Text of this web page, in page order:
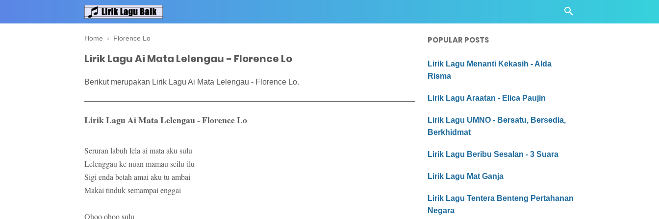
Home › Florence Lo
Lirik Lagu Ai Mata Lelengau - Florence Lo
Berikut merupakan Lirik Lagu Ai Mata Lelengau - Florence Lo.
Lirik Lagu Ai Mata Lelengau - Florence Lo
Seruran labuh lela ai mata aku sulu
Lelenggau ke nuan mamau seilu-ilu
Sigi enda betah amai aku tu ambai
Makai tinduk semampai enggai
Ohoo ohoo sulu
POPULAR POSTS
Lirik Lagu Menanti Kekasih - Alda
Risma
Lirik Lagu Araatan - Elica Paujin
Lirik Lagu UMNO - Bersatu, Bersedia,
Berkhidmat
Lirik Lagu Beribu Sesalan - 3 Suara
Lirik Lagu Mat Ganja
Lirik Lagu Tentera Benteng Pertahanan
Negara